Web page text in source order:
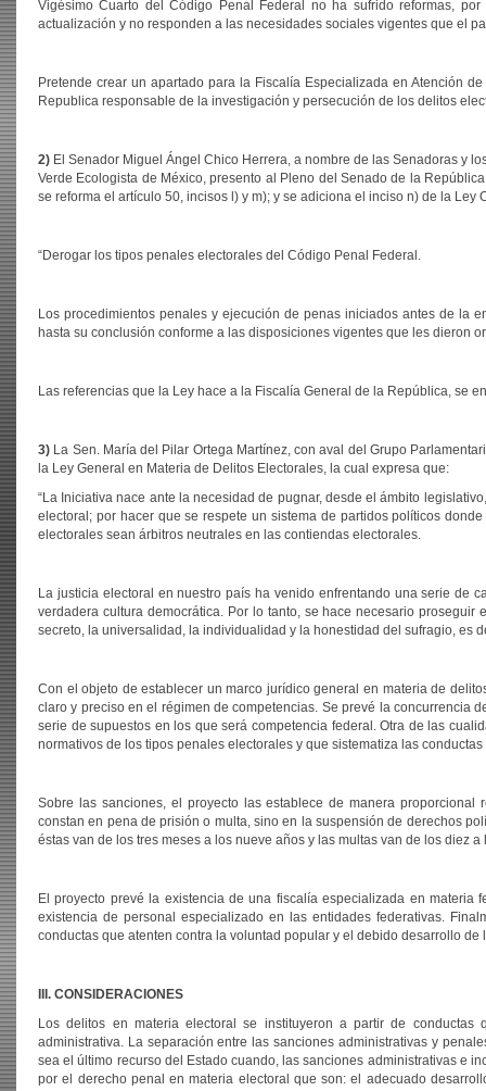
Vigésimo Cuarto del Código Penal Federal no ha sufrido reformas,
actualización y no responden a las necesidades sociales vigentes que el
Pretende crear un apartado para la Fiscalía Especializada en Atención
Republica responsable de la investigación y persecución de los delitos
2) El Senador Miguel Ángel Chico Herrera, a nombre de las Senadoras y
Verde Ecologista de México, presento al Pleno del Senado de la
se reforma el artículo 50, incisos l) y m); y se adiciona el inciso n) de la
“Derogar los tipos penales electorales del Código Penal Federal.
Los procedimientos penales y ejecución de penas iniciados antes de la
hasta su conclusión conforme a las disposiciones vigentes que les dieron
Las referencias que la Ley hace a la Fiscalía General de la República, se
3) La Sen. María del Pilar Ortega Martínez, con aval del Grupo
la Ley General en Materia de Delitos Electorales, la cual expresa que:
“La Iniciativa nace ante la necesidad de pugnar, desde el ámbito
electoral; por hacer que se respete un sistema de partidos políticos
electorales sean árbitros neutrales en las contiendas electorales.
La justicia electoral en nuestro país ha venido enfrentando una serie de
verdadera cultura democrática. Por lo tanto, se hace necesario
secreto, la universalidad, la individualidad y la honestidad del sufragio, es
Con el objeto de establecer un marco jurídico general en materia de
claro y preciso en el régimen de competencias. Se prevé la concurrencia
serie de supuestos en los que será competencia federal. Otra de las
normativos de los tipos penales electorales y que sistematiza las
Sobre las sanciones, el proyecto las establece de manera
constan en pena de prisión o multa, sino en la suspensión de derechos
éstas van de los tres meses a los nueve años y las multas van de los diez
El proyecto prevé la existencia de una fiscalía especializada en
existencia de personal especializado en las entidades federativas.
conductas que atenten contra la voluntad popular y el debido desarrollo de
III. CONSIDERACIONES
Los delitos en materia electoral se instituyeron a partir de
administrativa. La separación entre las sanciones administrativas y
sea el último recurso del Estado cuando, las sanciones administrativas e
por el derecho penal en materia electoral que son: el adecuado